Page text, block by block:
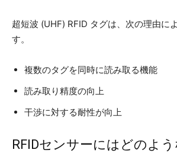
超短波 (UHF) RFID タグは、次の理由に
す。
複数のタグを同時に読み取る機能
読み取り精度の向上
干渉に対する耐性が向上
RFIDセンサーにはどのよ